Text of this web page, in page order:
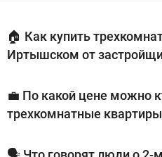
🏠 Как купить
Иртышском от
💼 По какой цене можно
трехкомнатные